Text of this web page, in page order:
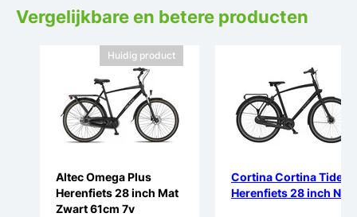
Vergelijkbare en betere producten
Huidig product
Altec Omega Plus
Herenfiets 28 inch Mat
Zwart 61cm 7v
Cortina Cortina Tide
Herenfiets 28 inch ND7